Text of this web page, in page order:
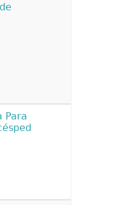
de
Para